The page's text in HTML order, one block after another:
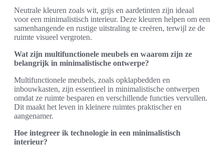
Neutrale kleuren zoals wit, grijs en aardetinten zijn ideaal
voor een minimalistisch interieur. Deze kleuren helpen om een
samenhangende en rustige uitstraling te creëren, terwijl ze de
ruimte visueel vergroten.
Wat zijn multifunctionele meubels en waarom zijn ze
belangrijk in minimalistische ontwerpe?
Multifunctionele meubels, zoals opklapbedden en
inbouwkasten, zijn essentieel in minimalistische ontwerpen
omdat ze ruimte besparen en verschillende functies vervullen.
Dit maakt het leven in kleinere ruimtes praktischer en
aangenamer.
Hoe integreer ik technologie in een minimalistisch
interieur?